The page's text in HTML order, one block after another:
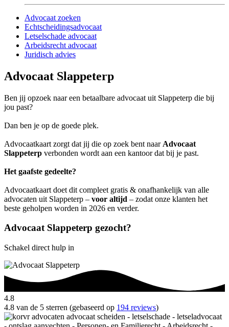
Advocaat zoeken
Echtscheidingsadvocaat
Letselschade advocaat
Arbeidsrecht advocaat
Juridisch advies
Advocaat Slappeterp
Ben jij opzoek naar een betaalbare advocaat uit Slappeterp die bij
jou past?
Dan ben je op de goede plek.
Advocaatkaart zorgt dat jij die op zoek bent naar Advocaat
Slappeterp verbonden wordt aan een kantoor dat bij je past.
Het gaafste gedeelte?
Advocaatkaart doet dit compleet gratis & onafhankelijk van alle
advocaten uit Slappeterp – voor altijd – zodat onze klanten het
beste geholpen worden in 2026 en verder.
Advocaat Slappeterp gezocht?
Schakel direct hulp in
4.8
4.8 van de 5 sterren (gebaseerd op 194 reviews)